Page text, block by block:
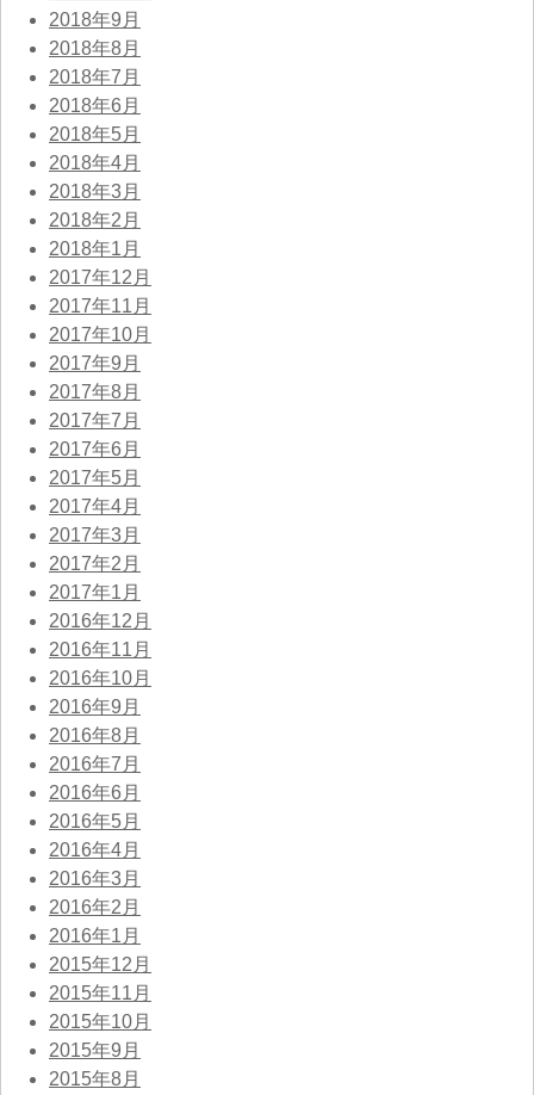
2018年9月
2018年8月
2018年7月
2018年6月
2018年5月
2018年4月
2018年3月
2018年2月
2018年1月
2017年12月
2017年11月
2017年10月
2017年9月
2017年8月
2017年7月
2017年6月
2017年5月
2017年4月
2017年3月
2017年2月
2017年1月
2016年12月
2016年11月
2016年10月
2016年9月
2016年8月
2016年7月
2016年6月
2016年5月
2016年4月
2016年3月
2016年2月
2016年1月
2015年12月
2015年11月
2015年10月
2015年9月
2015年8月